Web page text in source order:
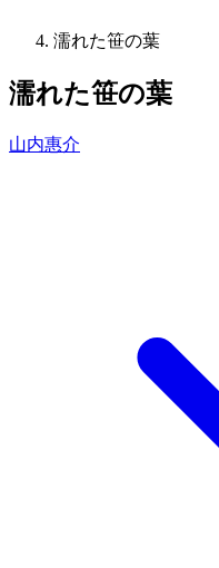
濡れた笹の葉
濡れた笹の葉
山内惠介